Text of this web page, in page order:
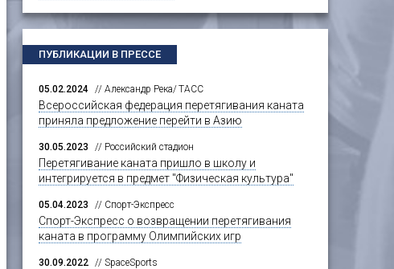
ПУБЛИКАЦИИ В ПРЕССЕ
05.02.2024 // Александр Река/ ТАСС
Всероссийская федерация перетягивания каната
приняла предложение перейти в Азию
30.05.2023 // Российский стадион
Перетягивание каната пришло в школу и
интегрируется в предмет "Физическая культура"
05.04.2023 // Спорт-Экспресс
Спорт-Экспресс о возвращении перетягивания
каната в программу Олимпийских игр
30.09.2022 // SpaceSports